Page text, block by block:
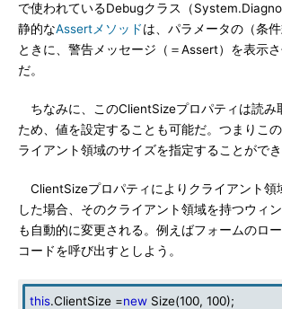
で使われているDebugクラス（
静的なAssertメソッドは、パラメータの（条
ときに、警告メッセージ（＝Assert）を表示
だ。
ちなみに、このClientSizeプロパティは読み
ため、値を設定することも可能だ。つまりこ
ライアント領域のサイズを指定することができ
ClientSizeプロパティによりクライアント領
した場合、そのクライアント領域を持つウィ
も自動的に変更される。例えばフォームのロ
コードを呼び出すとしよう。
this.ClientSize =new Size(100, 100);